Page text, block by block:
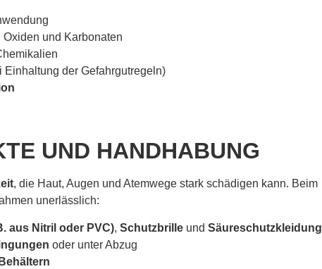
und Karbonaten
Einhaltung der Gefahrgutregeln)
UND HANDHABUNG
, die Haut, Augen und Atemwege stark schädigen kann. Beim
unerlässlich:
aus Nitril oder PVC), Schutzbrille und Säureschutzkleidung
oder unter Abzug